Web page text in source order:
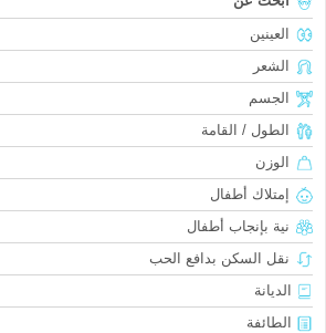
العينين
الشعر
الجسم
الطول / القامة
الوزن
إمتلاك أطفال
نية بإنجاب أطفال
نقل السكن بدافع الحب
الديانة
الطائفة